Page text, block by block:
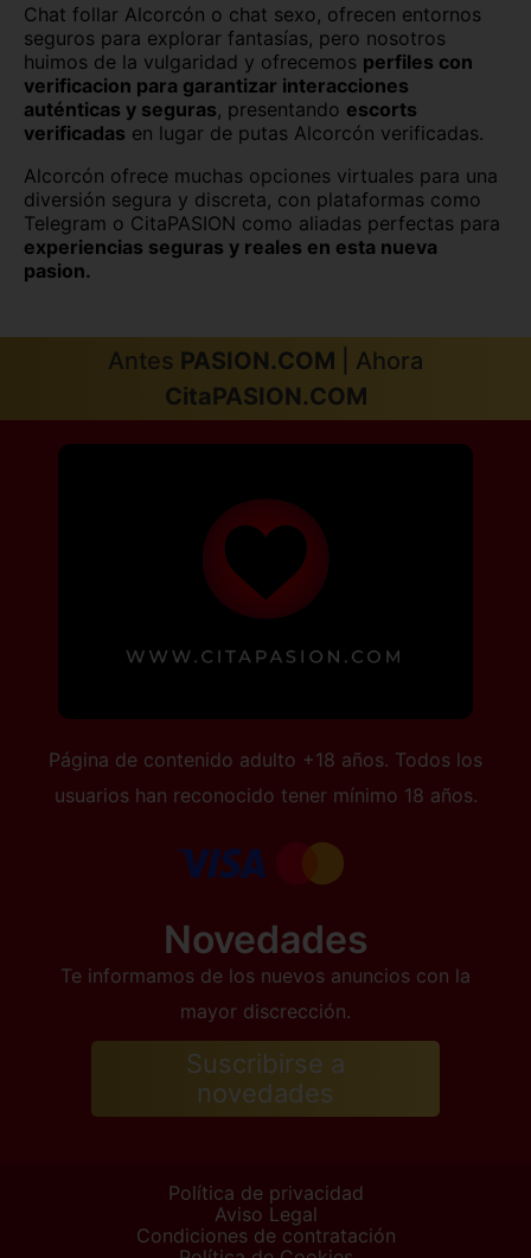
Oviedo Palencia capital
Palma de Mallorca Pamplona
Pontevedra capital Salamanca capital
San Sebastián Santa Cruz de Tenerife
Santander Segovia capital
Tarragona capital Teruel capital
Toledo capital Valencia capital
Chat follar Alcorcón o chat sexo, ofrecen entornos
seguros para explorar fantasías, pero nosotros
huimos de la vulgaridad y ofrecemos perfiles con
verificacion para garantizar interacciones
auténticas y seguras, presentando escorts
verificadas en lugar de putas Alcorcón verificadas.
Alcorcón ofrece muchas opciones virtuales para una
diversión segura y discreta, con plataformas como
Telegram o CitaPASION como aliadas perfectas para
experiencias seguras y reales en esta nueva
pasion.
Antes PASION.COM | Ahora
CitaPASION.COM
Página de contenido adulto +18 años. Todos los
usuarios han reconocido tener mínimo 18 años.
Novedades
Te informamos de los nuevos anuncios con la
mayor discrección.
Suscribirse a
novedades
Política de privacidad
Aviso Legal
Condiciones de contratación